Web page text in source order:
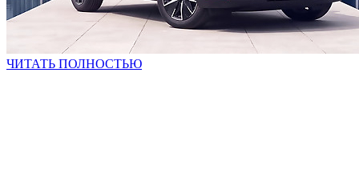
ЧИТАТЬ ПОЛНОСТЬЮ